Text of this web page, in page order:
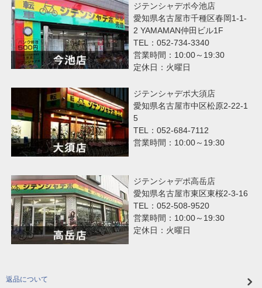
ジテンシャデポ今池店
愛知県名古屋市千種区春岡1-1-
2 YAMAMAN仲田ビル1F
TEL：052-734-3340
営業時間：10:00～19:30
定休日：火曜日
ジテンシャデポ大須店
愛知県名古屋市中区松原2-22-1
5
TEL：052-684-7112
営業時間：10:00～19:30
ジテンシャデポ高岳店
愛知県名古屋市東区東桜2-3-16
TEL：052-508-9520
営業時間：10:00～19:30
定休日：火曜日
返品について